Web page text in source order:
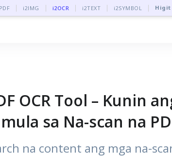
i2IMG i2OCR i2TEXT i2SYMBOL
OCR Tool – Kunin
mula sa Na-scan na
na content ang mga na-